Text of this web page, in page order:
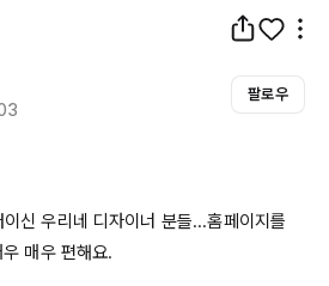
팔로우
신 우리네 디자이너 분들...홈페이지를
매우 편해요.